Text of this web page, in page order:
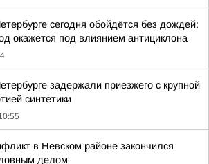
сегодня обойдётся без дождей:
окажется под влиянием антициклона
задержали приезжего с крупной
синтетики
в Невском районе закончился
делом